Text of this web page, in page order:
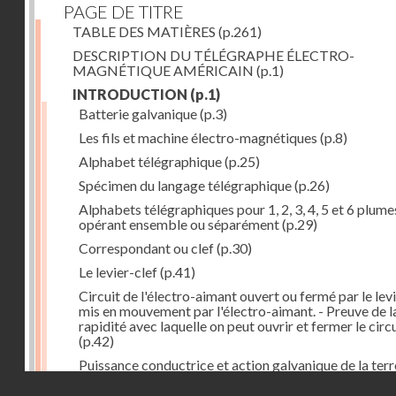
PAGE DE TITRE
TABLE DES MATIÈRES (p.261)
DESCRIPTION DU TÉLÉGRAPHE ÉLECTRO-
MAGNÉTIQUE AMÉRICAIN (p.1)
INTRODUCTION (p.1)
Batterie galvanique(p.3)
Les fils et machine électro-magnétiques (p.8)
Alphabet télégraphique(p.25)
Spécimen du langage télégraphique(p.26)
Alphabets télégraphiques pour 1, 2, 3, 4, 5 et 6
opérant ensemble ou séparément(p.29)
Correspondant ou clef(p.30)
Le levier-clef(p.41)
Circuit de l'électro-aimant ouvert ou fermé par le
mis en mouvement par l'électro-aimant. - Preuve de
rapidité avec laquelle on peut ouvrir et fermer le
(p.42)
Puissance conductrice et action galvanique de la